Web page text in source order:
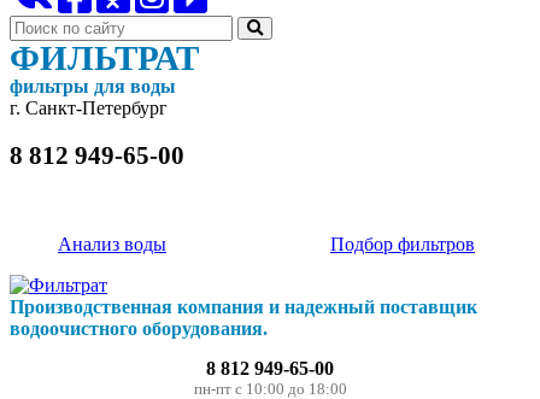
ФИЛЬТРАТ
фильтры для воды
г. Санкт-Петербург
8 812 949-65-00
Анализ воды Подбор фильтров
Производственная компания и надежный поставщик
водоочистного оборудования.
8 812 949-65-00
пн-пт с 10:00 до 18:00